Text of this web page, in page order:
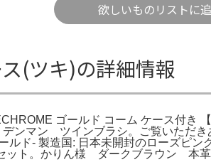
欲しいものリストに
(ツキ)の詳細情報
ゴールド コーム ケース付き
ンマン ツインブラシ。ご覧いただき
ルド- 製造国: 日本未開封のローズピン
ット。かりん様 ダークブラウン 本